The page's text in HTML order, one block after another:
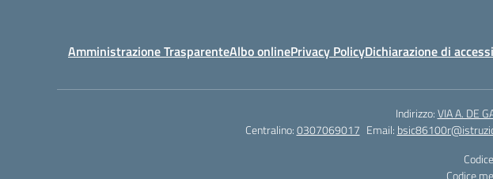
Amministrazione TrasparenteAlbo onlinePrivacy PolicyDichiarazione di
Indirizzo:VIA A. DE
Centralino:0307069017 Email:
Codice